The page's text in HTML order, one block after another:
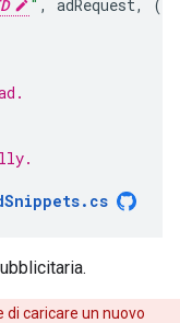
" , adRequest, (
. cs
caricare un nuovo